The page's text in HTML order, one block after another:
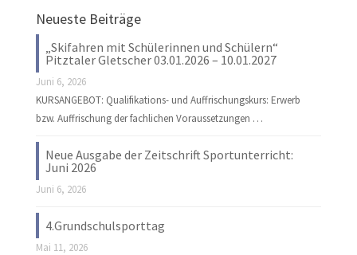
Neueste Beiträge
„Skifahren mit Schülerinnen und Schülern“
Pitztaler Gletscher 03.01.2026 – 10.01.2027
Juni 6, 2026
KURSANGEBOT: Qualifikations- und Auffrischungskurs: Erwerb
bzw. Auffrischung der fachlichen Voraussetzungen …
Neue Ausgabe der Zeitschrift Sportunterricht:
Juni 2026
Juni 6, 2026
4.Grundschulsporttag
Mai 11, 2026